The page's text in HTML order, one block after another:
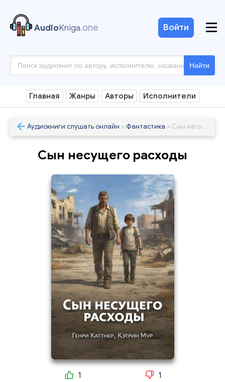
AudioKniga.one
Найти
Войти
Главная Жанры Авторы Исполнители
Аудиокниги слушать онлайн » Фантастика » Сын несущего расходы
Сын несущего расходы
1 1